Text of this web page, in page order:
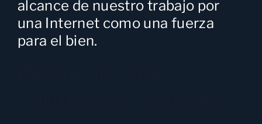
alcance de nuestro trabajo por
una Internet como una fuerza
para el bien.